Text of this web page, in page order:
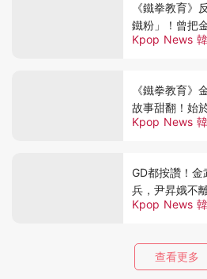
Kpop News
《鐵拳教育》
鐵粉」！曾把
布，大讚他超
Kpop News
《鐵拳教育
故事甜翻！始
事故、與兒子
Kpop News
GD都按讚！
兵，尹昇娥不
查看更多